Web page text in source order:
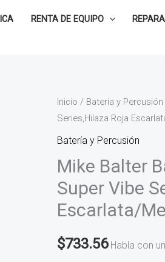
RENTA DE EQUIPO
Inicio / Batería y Percusión
Series,Hilaza Roja
Batería y Percusión
Mike Balter
Super Vibe
Escarlata/
$733.56 Habla con
Mike
Balter
Baquetas
Vibráfono
Super
Vibe
Roja